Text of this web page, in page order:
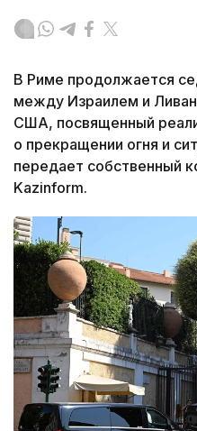
В Риме продолжается
между Израилем и
США, посвященный
о прекращении огня и
передает собственный
Kazinform.